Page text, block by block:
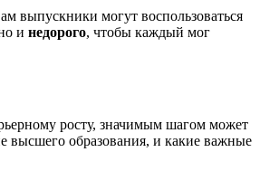
выпускники могут воспользоваться
и недорого, чтобы каждый мог
росту, значимым шагом может
высшего образования, и какие важные